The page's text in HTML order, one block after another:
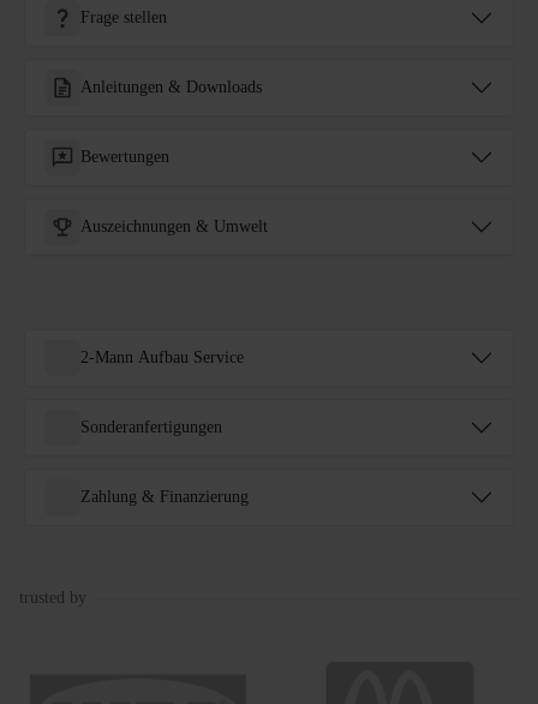
Frage stellen
Anleitungen & Downloads
Bewertungen
Auszeichnungen & Umwelt
2-Mann Aufbau Service
Sonderanfertigungen
Zahlung & Finanzierung
trusted by